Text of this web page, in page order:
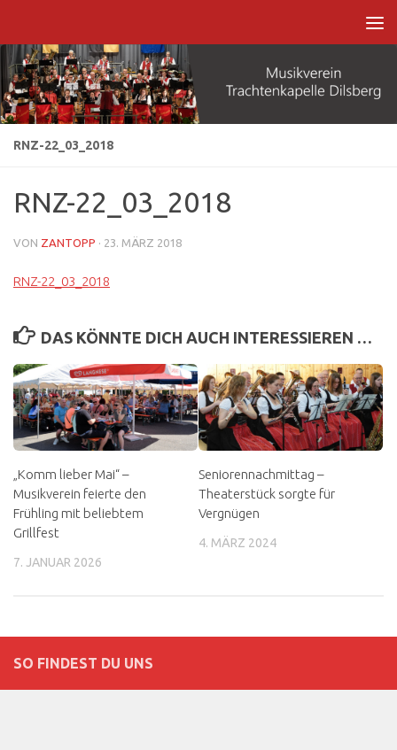
RNZ-22_03_2018
RNZ-22_03_2018
VON ZANTOPP · 23. MÄRZ 2018
RNZ-22_03_2018
DAS KÖNNTE DICH AUCH INTERESSIEREN …
„Komm lieber Mai“ –
Musikverein feierte den
Frühling mit beliebtem
Grillfest
7. JANUAR 2026
Seniorennachmittag –
Theaterstück sorgte für
Vergnügen
4. MÄRZ 2024
SO FINDEST DU UNS